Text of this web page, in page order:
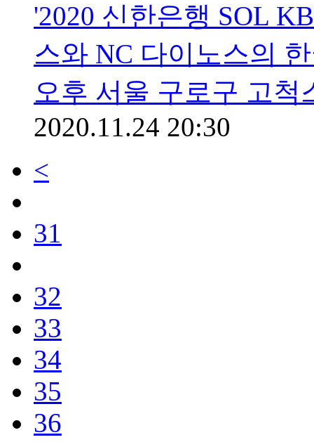
'2020 신한은행 SOL
스와 NC 다이노스의
오후 서울 구로구 고척
2020.11.24 20:30
<
31
32
33
34
35
36